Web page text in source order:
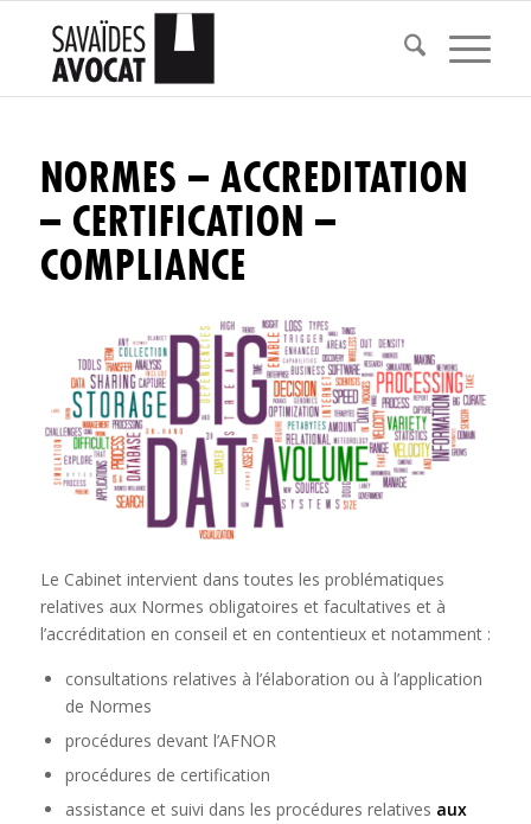
NORMES – ACCREDITATION
– CERTIFICATION –
COMPLIANCE
Le Cabinet intervient dans toutes les problématiques
relatives aux Normes obligatoires et facultatives et à
l’accréditation en conseil et en contentieux et notamment :
consultations relatives à l’élaboration ou à l’application
de Normes
procédures devant l’AFNOR
procédures de certification
assistance et suivi dans les procédures relatives aux